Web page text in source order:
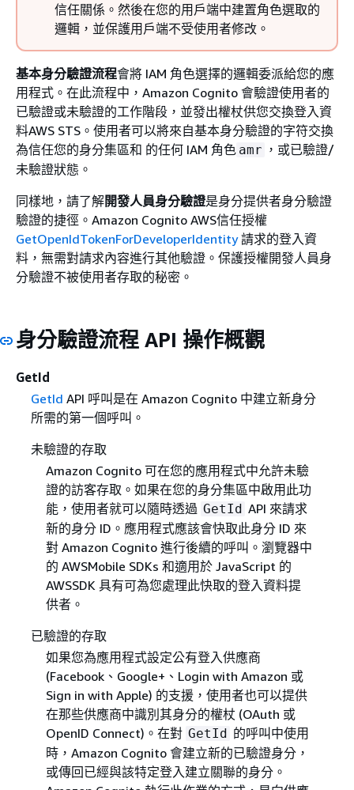
信任關係。然後在您的用戶端中建置角色選取的
邏輯，並保護用戶端不受使用者修改。
基本身分驗證流程會將 IAM 角色選擇的邏輯委派給您的應
用程式。在此流程中，Amazon Cognito 會驗證使用者的
已驗證或未驗證的工作階段，並發出權杖供您交換登入資
料AWS STS。使用者可以將來自基本身分驗證的字符交換
為信任您的身分集區和 的任何 IAM 角色 amr ，或已驗證/
未驗證狀態。
同樣地，請了解開發人員身分驗證是身分提供者身分驗證
驗證的捷徑。Amazon Cognito AWS信任授權
GetOpenIdTokenForDeveloperIdentity請求的登入資
料，無需對請求內容進行其他驗證。保護授權開發人員身
分驗證不被使用者存取的秘密。
身分驗證流程 API 操作概觀
GetId
GetId API 呼叫是在 Amazon Cognito 中建立新身分
所需的第一個呼叫。
未驗證的存取
Amazon Cognito 可在您的應用程式中允許未驗
證的訪客存取。如果在您的身分集區中啟用此功
能，使用者就可以隨時透過 GetId API 來請求
新的身分 ID。應用程式應該會快取此身分 ID 來
對 Amazon Cognito 進行後續的呼叫。瀏覽器中
的 AWSMobile SDKs 和適用於 JavaScript 的
AWSSDK 具有可為您處理此快取的登入資料提
供者。
已驗證的存取
如果您為應用程式設定公有登入供應商
(Facebook、Google+、Login with Amazon 或
Sign in with Apple) 的支援，使用者也可以提供
在那些供應商中識別其身分的權杖 (OAuth 或
OpenID Connect)。在對 GetId 的呼叫中使用
時，Amazon Cognito 會建立新的已驗證身分，
或傳回已經與該特定登入建立關聯的身分。